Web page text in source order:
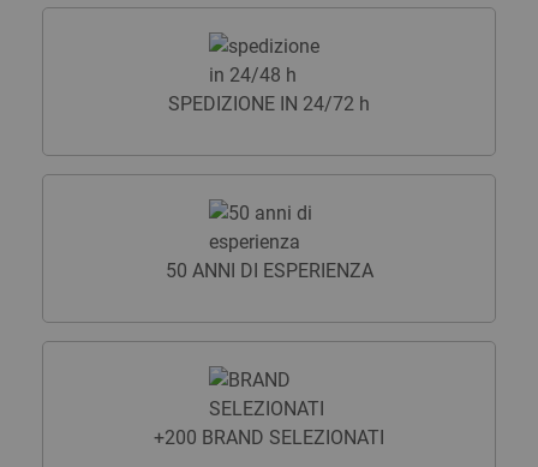
SPEDIZIONE IN 24/72 h
50 ANNI DI ESPERIENZA
+200 BRAND SELEZIONATI